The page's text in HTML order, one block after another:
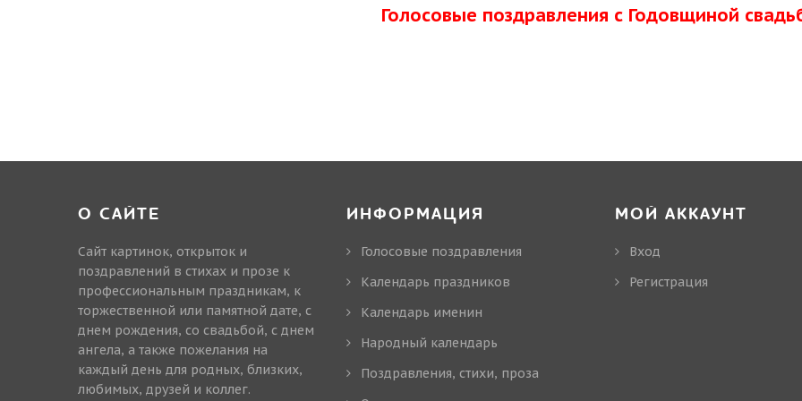
Голосовые поздравления с Годовщиной
О САЙТЕ
Сайт картинок, открыток и
поздравлений в стихах и прозе к
профессиональным праздникам, к
торжественной или памятной дате, с
днем рождения, со свадьбой, с днем
ангела, а также пожелания на
каждый день для родных, близких,
любимых, друзей и коллег.
ИНФОРМАЦИЯ
Голосовые поздравления
Календарь праздников
Календарь именин
Народный календарь
Поздравления, стихи, проза
МОЙ АККАУНТ
Вход
Регистрация